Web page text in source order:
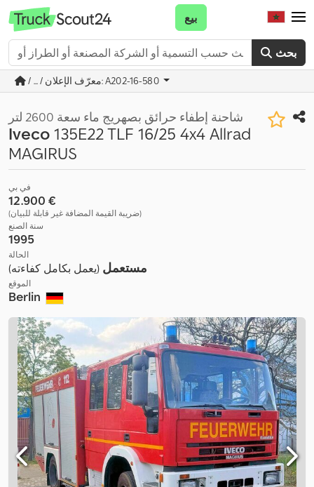
بحث
بيع
/ ... / معرّف الإعلان: A202-16-580
شاحنة إطفاء حرائق بصهريج ماء سعة 2600 لتر
Iveco135E22 TLF 16/25 4x4 Allrad
MAGIRUS
في بي
‏12.900 €
(ضريبة القيمة المضافة غير قابلة للبيان)
سنة الصنع
1995
الحالة
مستعمل (يعمل بكامل كفاءته)
الموقع
Berlin